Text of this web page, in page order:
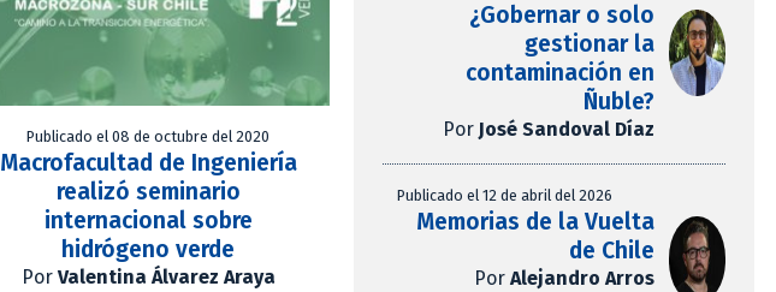
Publicado el 08 de octubre del 2020
Macrofacultad de Ingeniería
realizó seminario
internacional sobre
hidrógeno verde
Por Valentina Álvarez Araya
¿Gobernar o solo
gestionar la
contaminación en
Ñuble?
Por José Sandoval Díaz
Publicado el 12 de abril del 2026
Memorias de la Vuelta
de Chile
Por Alejandro Arros